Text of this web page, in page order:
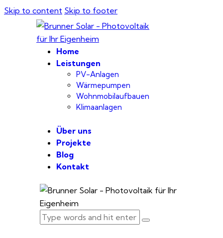
Skip to content Skip to footer
Home
Leistungen
PV-Anlagen
Wärmepumpen
Wohnmobilaufbauen
Klimaanlagen
Über uns
Projekte
Blog
Kontakt